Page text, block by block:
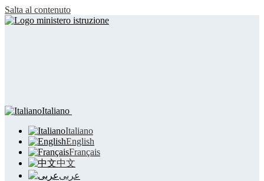
Salta al contenuto
Italiano
Italiano
English
Français
中文
عربى